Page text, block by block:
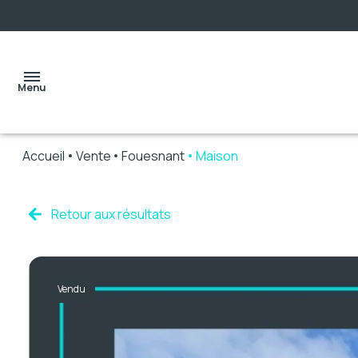
Menu
Accueil Vente Fouesnant Maison
Retour aux résultats
Vendu